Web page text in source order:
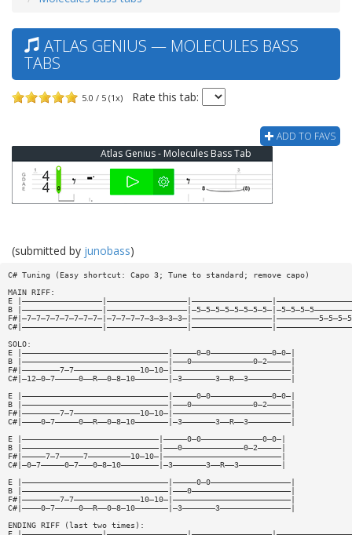
ATLAS GENIUS — MOLECULES BASS
TABS
5.0 / 5 (1x) Rate this tab:
ADD TO FAVS
Atlas Genius - Molecules Bass Tab
(submitted by junobass)
C# Tuning (Easy shortcut: Capo 3; Tune to standard; remove capo)
MAIN RIFF:
E
B
SOLO:
E |———————————————————————————————|—————0—0—————————————0—0—|
B |———————————————————————————————|———0—————————————0—2—————|
F#|————————7—7——————————————10—10—|—————————————————————————|
C#|—12—0—7—————0——R——0—8—10———————|—3———————3——R——3—————————|
E |———————————————————————————————|—————0—0—————————————0—0—|
B |———————————————————————————————|———0—————————————0—2—————|
F#|————————7—7——————————————10—10—|—————————————————————————|
C#|————0—7—————0——R——0—8—10———————|—3———————3——R——3—————————|
E |—————————————————————————————|—————0—0—————————————0—0—|
B |—————————————————————————————|———0—————————————0—2—————|
F#|—————7—7—————7—————————10—10—|—————————————————————————|
C#|—0—7—————0—7———0—8—10————————|—3———————3——R——3—————————|
E |———————————————————————————————|—————0—0—————————————————|
B |———————————————————————————————|———0—————————————————————|
F#|————————7—7——————————————10—10—|—————————————————————————|
C#|————0—7—————0——R——0—8—10———————|—3———————3———————————————|
ENDING RIFF (last two times):